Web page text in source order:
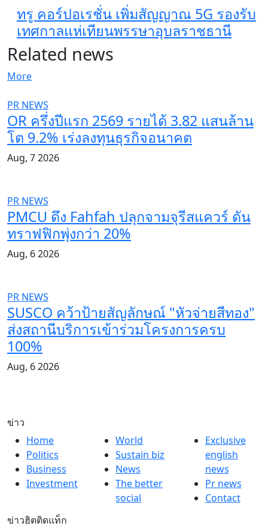
ทรู คอร์ปอเรชั่น เพิ่มสัญญาณ 5G รองรับ
เทศกาลแห่เทียนพรรษาอุบลราชธานี
Related news
More
PR NEWS
OR ครึ่งปีแรก 2569 รายได้ 3.82 แสนล้าน
โต 9.2% เร่งลงทุนธุรกิจอนาคต
Aug, 7 2026
PR NEWS
PMCU ดึง Fahfah ปลุกจามจุรีสแควร์ ดัน
ทราฟฟิกพุ่งกว่า 20%
Aug, 6 2026
PR NEWS
SUSCO คว้าป้ายสัญลักษณ์ "หัวจ่ายสีทอง"
ส่งสถานีบริการเข้าร่วมโครงการครบ
100%
Aug, 6 2026
ข่าว
Home
Politics
Business
Investment
World
Sustain biz
News
The better
social
Exclusive
english
news
Pr news
Contact
ข่าวฮิตติดแท็ก